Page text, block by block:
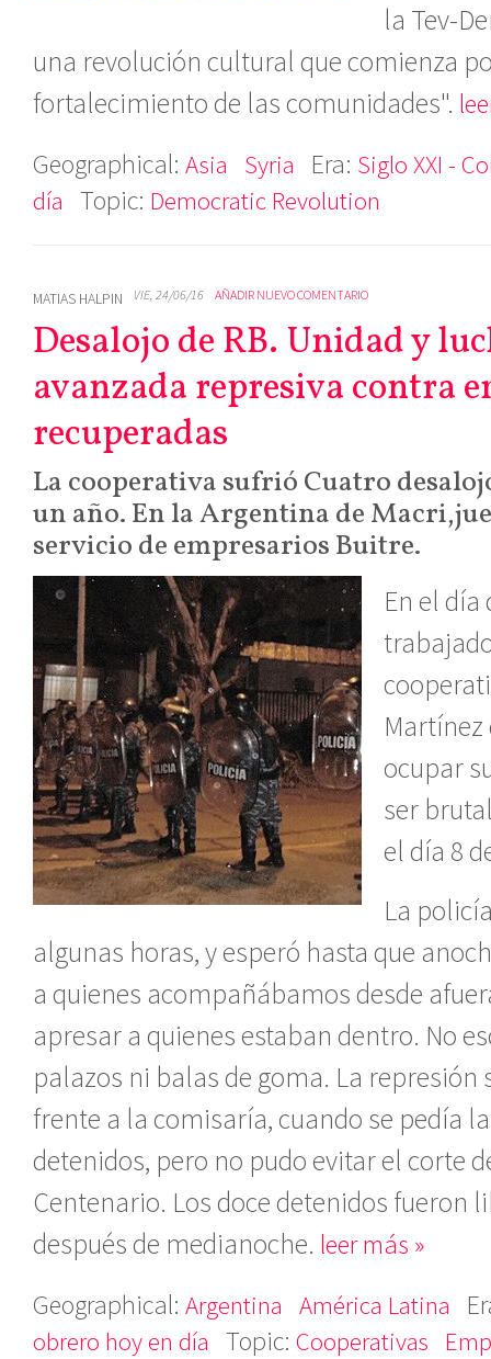
la Tev-
una revolución cultural que comienza
fortalecimiento de las comunidades".
Geographical: Asia Syria Era: Siglo XXI -
día Topic: Democratic Revolution
MATIAS HALPIN VIE, 24/06/16 AÑADIR NUEVO COMENTARIO
Desalojo de RB. Unidad y
avanzada represiva contra
recuperadas
La cooperativa sufrió Cuatro
un año. En la Argentina de
servicio de empresarios Buitre.
En el día
ocupar
ser
el día 8
La
algunas horas, y esperó hasta que
a quienes acompañábamos desde
apresar a quienes estaban dentro. No
palazos ni balas de goma. La represión
frente a la comisaría, cuando se pedía
detenidos, pero no pudo evitar el corte
Centenario. Los doce detenidos fueron
después de medianoche. leer más »
Geographical: Argentina América Latina
obrero hoy en día Topic: Cooperativas